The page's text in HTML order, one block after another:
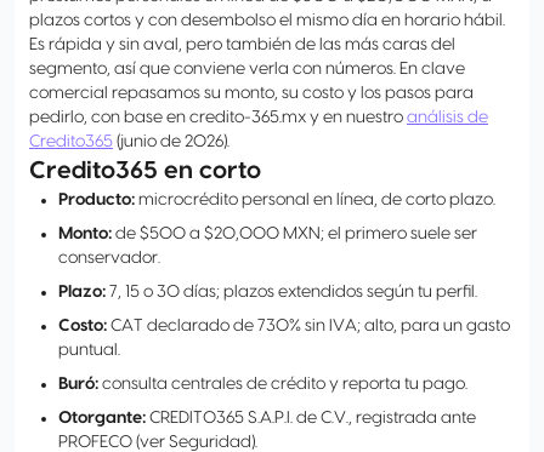
plazos cortos y con desembolso el mismo día en horario hábil.
Es rápida y sin aval, pero también de las más caras del
segmento, así que conviene verla con números. En clave
comercial repasamos su monto, su costo y los pasos para
pedirlo, con base en credito-365.mx y en nuestro análisis de
Credito365 (junio de 2026).
Credito365 en corto
Producto: microcrédito personal en línea, de corto plazo.
Monto: de $500 a $20,000 MXN; el primero suele ser
conservador.
Plazo: 7, 15 o 30 días; plazos extendidos según tu perfil.
Costo: CAT declarado de 730% sin IVA; alto, para un gasto
puntual.
Buró: consulta centrales de crédito y reporta tu pago.
Otorgante: CREDITO365 S.A.P.I. de C.V., registrada ante
PROFECO (ver Seguridad).